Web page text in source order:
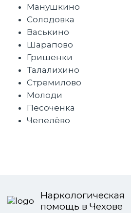
Манушкино
Солодовка
Васькино
Шарапово
Гришенки
Талалихино
Стремилово
Молоди
Песоченка
Чепелёво
Наркологическая
помощь в Чехове